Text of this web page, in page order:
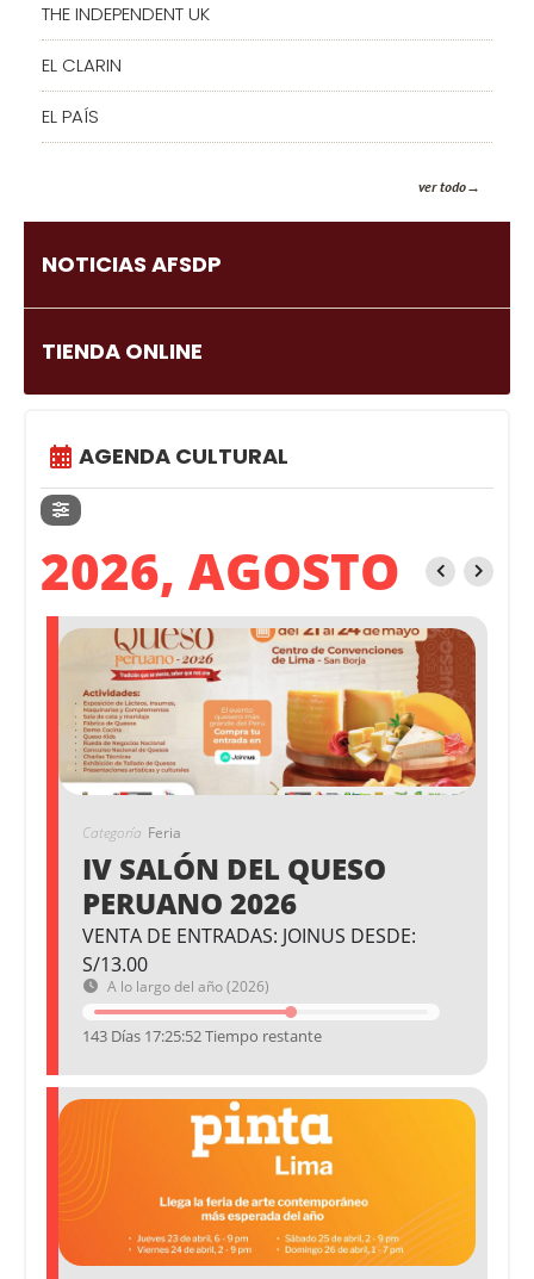
THE INDEPENDENT UK
EL CLARIN
EL PAÍS
ver todo
NOTICIAS AFSDP
TIENDA ONLINE
AGENDA CULTURAL
2026, AGOSTO
Categoría Feria
IV SALÓN DEL QUESO
PERUANO 2026
VENTA DE ENTRADAS: JOINUS DESDE:
S/13.00
A lo largo del año (2026)
143 Días 17:25:52 Tiempo restante